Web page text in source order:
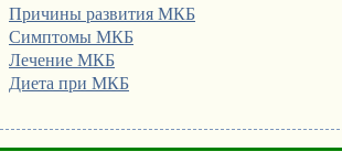
Причины развития МКБ
Симптомы МКБ
Лечение МКБ
Диета при МКБ